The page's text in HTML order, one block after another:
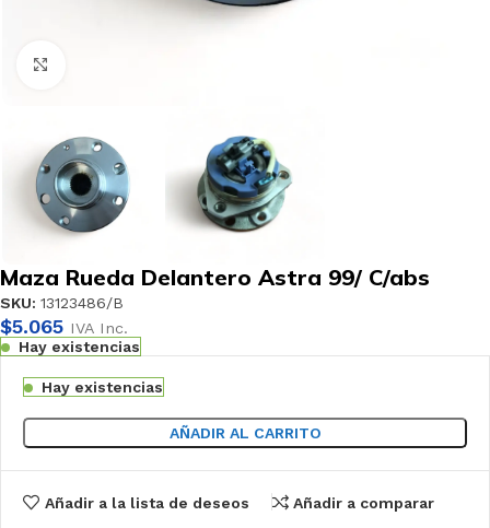
Maza Rueda Delantero Astra 99/ C/abs
SKU: 13123486/B
$5.065 IVA Inc.
Hay existencias
Hay existencias
AÑADIR AL CARRITO
Añadir a la lista de deseos Añadir a comparar